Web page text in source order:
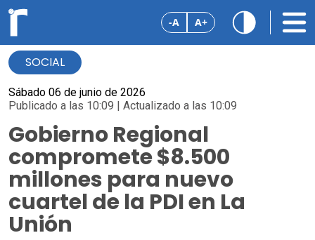
-A A+
SOCIAL
Sábado 06 de junio de 2026
Publicado a las 10:09 | Actualizado a las 10:09
Gobierno Regional
compromete $8.500
millones para nuevo
cuartel de la PDI en La
Unión